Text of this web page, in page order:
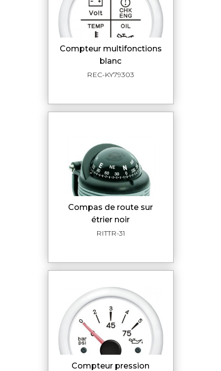
compteur multifonctions
blanc
REC-KY79303
compas de route sur
étrier noir
RITTR-31
compteur pression